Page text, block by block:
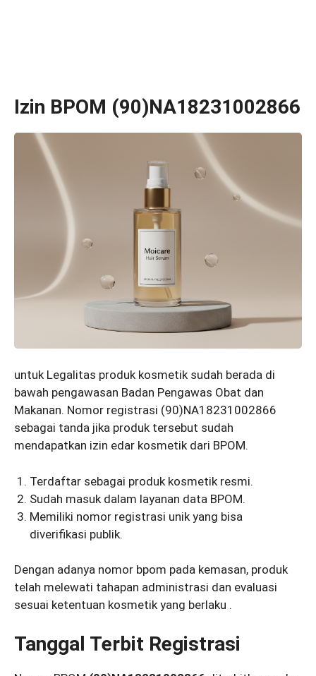
Izin BPOM (90)NA18231002866
untuk Legalitas produk kosmetik sudah berada di
bawah pengawasan Badan Pengawas Obat dan
Makanan. Nomor registrasi (90)NA18231002866
sebagai tanda jika produk tersebut sudah
mendapatkan izin edar kosmetik dari BPOM.
Terdaftar sebagai produk kosmetik resmi.
Sudah masuk dalam layanan data BPOM.
Memiliki nomor registrasi unik yang bisa
diverifikasi publik.
Dengan adanya nomor bpom pada kemasan, produk
telah melewati tahapan administrasi dan evaluasi
sesuai ketentuan kosmetik yang berlaku .
Tanggal Terbit Registrasi